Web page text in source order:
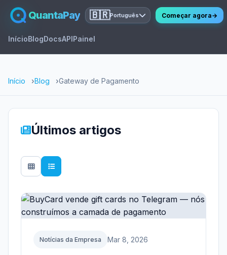
QuantaPay
InícioBlogDocsAPIPainel
🇧🇷Português Começar agora→
Início Blog Gateway de Pagamento
Últimos artigos
Notícias da Empresa Mar 8, 2026